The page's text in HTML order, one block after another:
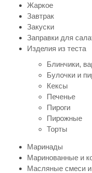
Жаркое
Завтрак
Закуски
Заправки для
Изделия из теста
Блинчики,
Булочки и
Кексы
Печенье
Пироги
Пирожные
Торты
Маринады
Маринованные и
Масляные смеси